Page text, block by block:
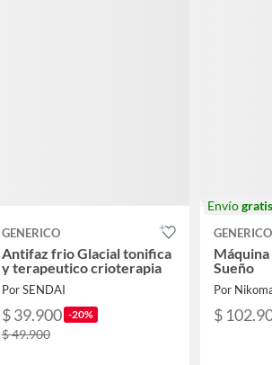
GENERICO
Antifaz frio Glacial tonifica
y terapeutico crioterapia
Por SENDAI
$ 39.900 -20%
$ 49.900
Envíogratis
GENERICO
Sueño
Por
$